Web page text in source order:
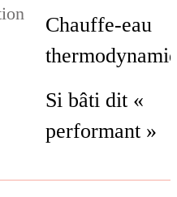
Chauffe-eau
Si bâti dit «
performant »